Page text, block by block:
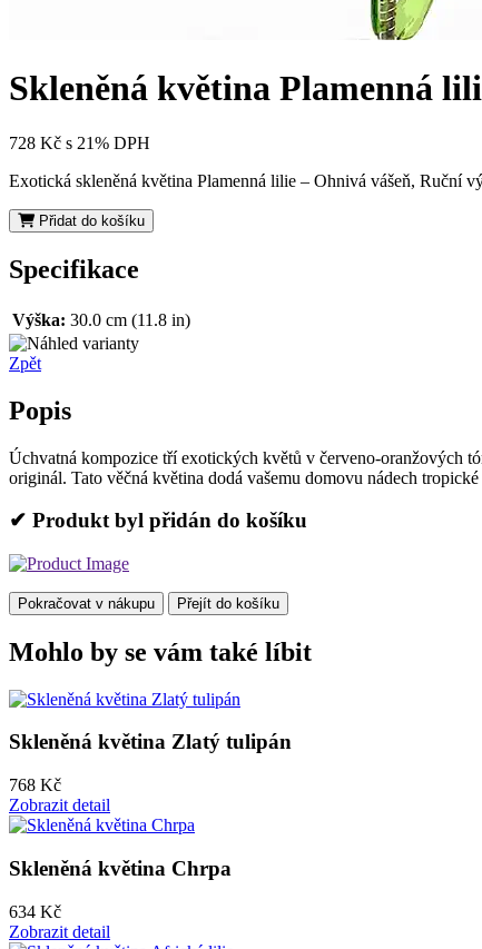
Skleněná květina Plamenná
728 Kč s 21% DPH
Exotická skleněná květina Plamenná lilie – Ohnivá vášeň, Ruční
Přidat do košíku
Specifikace
Výška: 30.0 cm (11.8 in)
Zpět
Popis
Úchvatná kompozice tří exotických květů v červeno-oranžových
originál. Tato věčná květina dodá vašemu domovu nádech
✔ Produkt byl přidán do košíku
Pokračovat v nákupu Přejít do košíku
Mohlo by se vám také líbit
Skleněná květina Zlatý tulipán
768 Kč
Zobrazit detail
Skleněná květina Chrpa
634 Kč
Zobrazit detail